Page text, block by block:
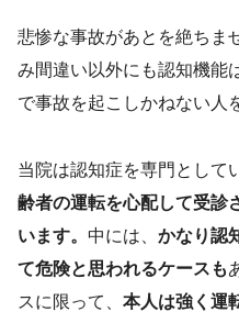
悲惨な事故があとを絶ちま
み間違い以外にも認知機能
で事故を起こしかねない人
当院は認知症を専門として
齢者の運転を心配して受診
います。 中には、 かなり認
て危険と思われるケースも
スに限って、 本人は強く運